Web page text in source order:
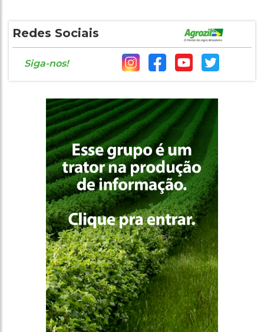
Redes Sociais
Siga-nos!